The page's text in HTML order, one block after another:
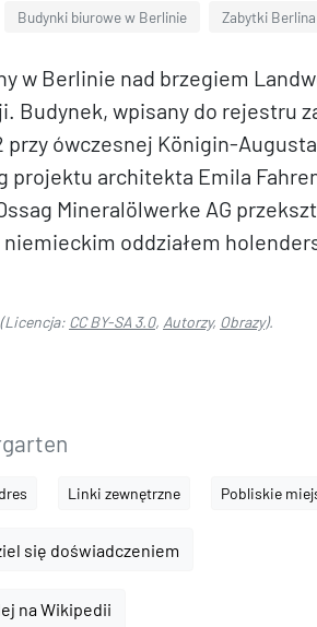
Budynki biurowe w Berlinie Zabytki Berlina
w Berlinie nad brzegiem
Budynek, wpisany do rejestru
przy ówczesnej Königin-
projektu architekta Emila
Mineralölwerke AG
oddziałem
CC BY-SA 3.0, Autorzy, Obrazy).
Linki zewnętrzne Pobliskie
się doświadczeniem
na Wikipedii